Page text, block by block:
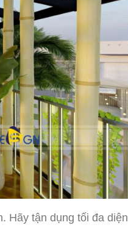
Hãy tận dụng tối đa diện